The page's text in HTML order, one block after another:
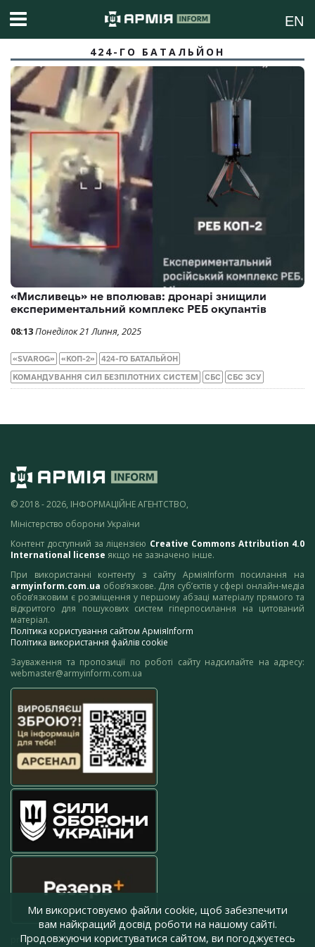
EN
424-ГО БАТАЛЬЙОН
«Мисливець» не вполював: дронарі знищили
експериментальний комплекс РЕБ окупантів
08:13Понеділок 21 Липня, 2025
«SVAROG» «КОП-2» 424-ГО БАТАЛЬЙОН
КОМАНДУВАННЯ СИЛ БЕЗПІЛОТНИХ СИСТЕМ СБС СБС ЗСУ
© 2018 - 2026, ІНФОРМАЦІЙНЕ АГЕНТСТВО,
Міністерство оборони України
Контент доступний за ліцензією Creative Commons Attribution 4.0
International license якщо не зазначено інше.
При використанні контенту з сайту АрміяInform посилання на
armyinform.com.ua обов’язкове. Для суб’єктів у сфері онлайн-медіа
обов’язковим є розміщення у першому абзаці матеріалу прямого та
відкритого для пошукових систем гіперпосилання на цитований
матеріал.
Політика користування сайтом АрміяInform
Політика використання файлів cookie
Зауваження та пропозиції по роботі сайту надсилайте на адресу:
webmaster@armyinform.com.ua
press@armyinform.com.ua
Ми використовуємо файли cookie, щоб забезпечити
вам найкращий досвід роботи на нашому сайті.
Продовжуючи користуватися сайтом, ви погоджуєтесь